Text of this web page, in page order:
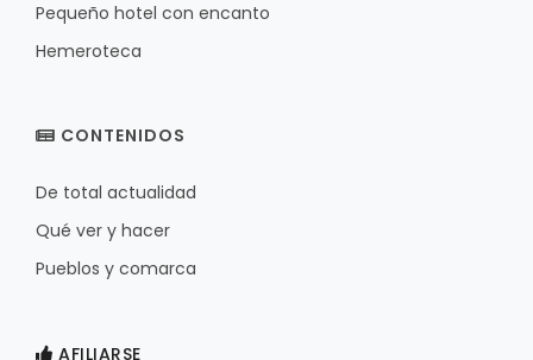
Pequeño hotel con encanto
Hemeroteca
CONTENIDOS
De total actualidad
Qué ver y hacer
Pueblos y comarca
AFILIARSE